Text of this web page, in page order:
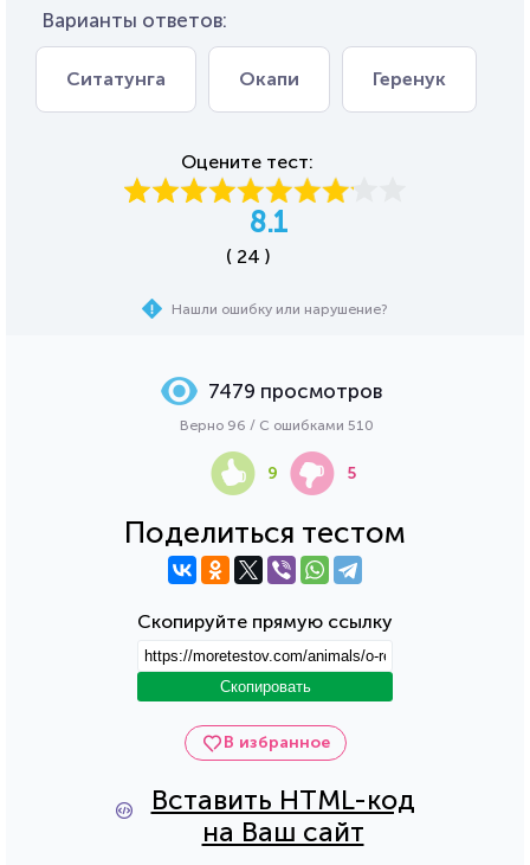
Варианты ответов:
Ситатунга Окапи Геренук
Оцените тест:
8.1
( 24 )
Нашли ошибку или нарушение?
В избранное
Вставить HTML-код
на Ваш сайт
Поделиться тестом
Скопируйте прямую ссылку
Скопировать
7479 просмотров
Верно 96 / С ошибками 510
9 5